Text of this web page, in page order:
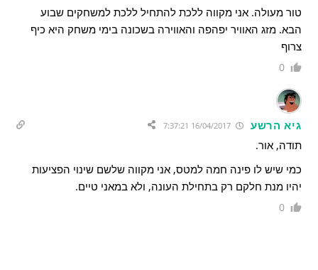
טור מעולה. אני מקווה ללכת להתחיל ללכת למשחקים שבוע
הבא. מזג האוויר יפהפה והאווירה בשכונה בימי משחק היא כיף
צרוף
0
גיא הרשע 16/04/2017 7:37:21
תודה, אור.
כמי שיש לו פינה חמה למטס, אני מקווה שלשם שינוי הפציעות
יהיו מנת חלקם רק בתחילת העונה, ולא במאני טיים.
0